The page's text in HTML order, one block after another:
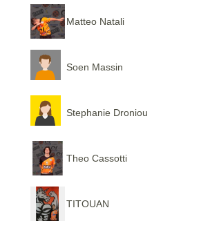
Matteo Natali
Soen Massin
Stephanie Droniou
Theo Cassotti
TITOUAN